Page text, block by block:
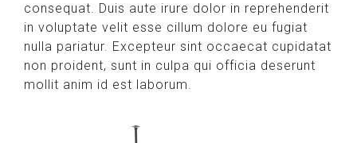
consequat. Duis aute irure dolor in reprehenderit
in voluptate velit esse cillum dolore eu fugiat
nulla pariatur. Excepteur sint occaecat cupidatat
non proident, sunt in culpa qui officia deserunt
mollit anim id est laborum.